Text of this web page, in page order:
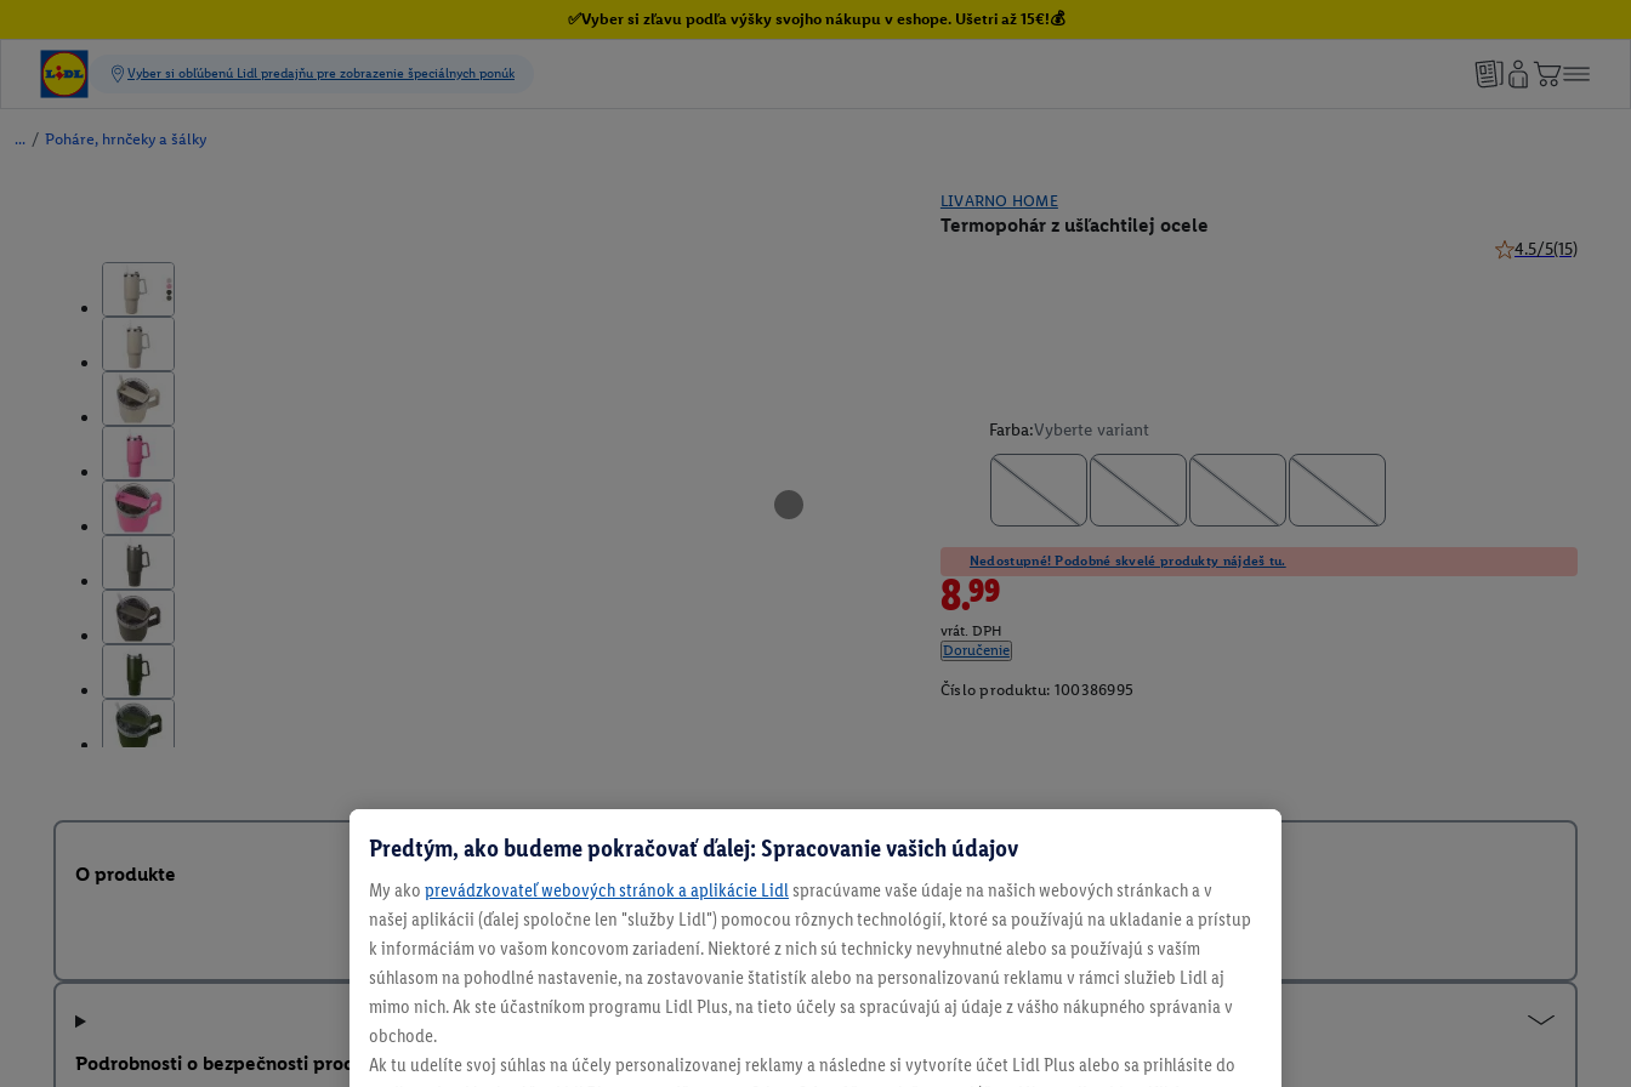
✅Vyber si zľavu podľa výšky svojho nákupu v eshope. Ušetri až 15€!💰
/ Poháre, hrnčeky a šálky
LIVARNO HOME
Termopohár z ušľachtilej ocele
4.5/5(15)
Farba:Vyberte variant
Nedostupné! Podobné skvelé produkty nájdeš tu.
8.99
vrát. DPH
Doručenie
Číslo produktu: 100386995
O produkte
Podrobnosti o bezpečnosti produktu
Predtým, ako budeme pokračovať ďalej: Spracovanie vašich údajov
My ako prevádzkovateľ webových stránok a aplikácie Lidl spracúvame vaše údaje na našich webových stránkach a v
našej aplikácii (ďalej spoločne len "služby Lidl") pomocou rôznych technológií, ktoré sa používajú na ukladanie a prístup
k informáciám vo vašom koncovom zariadení. Niektoré z nich sú technicky nevyhnutné alebo sa používajú s vaším
súhlasom na pohodlné nastavenie, na zostavovanie štatistík alebo na personalizovanú reklamu v rámci služieb Lidl aj
mimo nich. Ak ste účastníkom programu Lidl Plus, na tieto účely sa spracúvajú aj údaje z vášho nákupného správania v
obchode.
Ak tu udelíte svoj súhlas na účely personalizovanej reklamy a následne si vytvoríte účet Lidl Plus alebo sa prihlásite do